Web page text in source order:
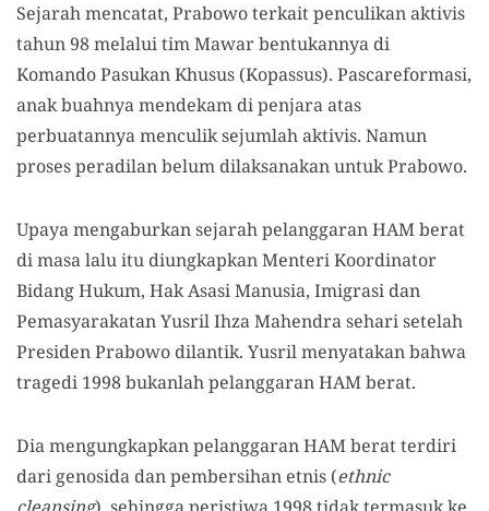
Sejarah mencatat, Prabowo terkait penculikan aktivis
tahun 98 melalui tim Mawar bentukannya di
Komando Pasukan Khusus (Kopassus). Pascareformasi,
anak buahnya mendekam di penjara atas
perbuatannya menculik sejumlah aktivis. Namun
proses peradilan belum dilaksanakan untuk Prabowo.
Upaya mengaburkan sejarah pelanggaran HAM berat
di masa lalu itu diungkapkan Menteri Koordinator
Bidang Hukum, Hak Asasi Manusia, Imigrasi dan
Pemasyarakatan Yusril Ihza Mahendra sehari setelah
Presiden Prabowo dilantik. Yusril menyatakan bahwa
tragedi 1998 bukanlah pelanggaran HAM berat.
Dia mengungkapkan pelanggaran HAM berat terdiri
dari genosida dan pembersihan etnis (ethnic